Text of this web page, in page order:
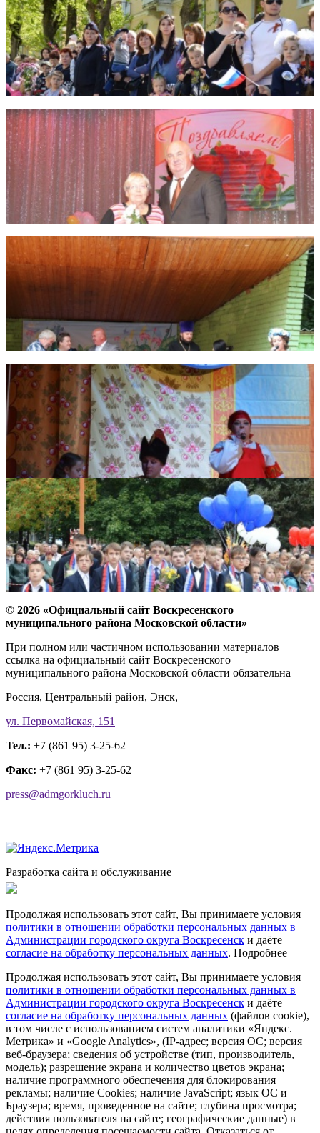
© 2026 «Официальный сайт Воскресенского
муниципального района Московской области»
При полном или частичном использовании материалов
ссылка на официальный сайт Воскресенского
муниципального района Московской области обязательна
Россия, Центральный район, Энск,
ул. Первомайская, 151
Тел.: +7 (861 95) 3-25-62
Факс: +7 (861 95) 3-25-62
press@admgorkluch.ru
Разработка сайта и обслуживание
Продолжая использовать этот сайт, Вы принимаете условия
политики в отношении обработки персональных данных в
Администрации городского округа Воскресенск и даёте
согласие на обработку персональных данных. Подробнее
Продолжая использовать этот сайт, Вы принимаете условия
политики в отношении обработки персональных данных в
Администрации городского округа Воскресенск и даёте
согласие на обработку персональных данных (файлов cookie),
в том числе с использованием систем аналитики «Яндекс.
Метрика» и «Google Analytics», (IP-адрес; версия ОС; версия
веб-браузера; сведения об устройстве (тип, производитель,
модель); разрешение экрана и количество цветов экрана;
наличие программного обеспечения для блокирования
рекламы; наличие Cookies; наличие JavaScript; язык ОС и
Браузера; время, проведенное на сайте; глубина просмотра;
действия пользователя на сайте; географические данные) в